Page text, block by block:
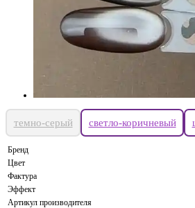
темно-серый светло-коричневый
Бренд
Цвет
Фактура
Эффект
Артикул производителя